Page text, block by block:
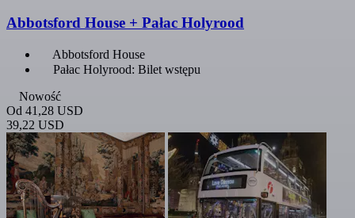
Abbotsford House + Pałac Holyrood
Abbotsford House
Pałac Holyrood: Bilet wstępu
Nowość
Od 41,28 USD
39,22 USD